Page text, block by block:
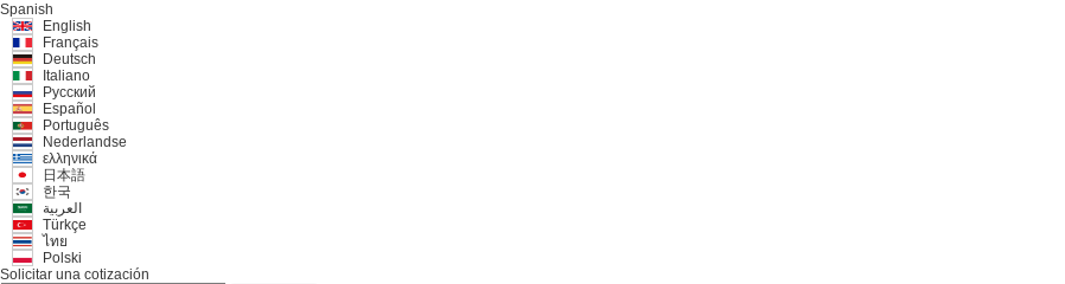
Spanish
English
Français
Deutsch
Italiano
Русский
Español
Português
Nederlandse
ελληνικά
日本語
한국
العربية
Türkçe
ไทย
Polski
Solicitar una cotización